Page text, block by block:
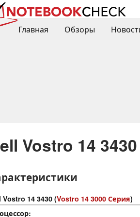
Главная Обзоры
Vostro 14 3430
Vostro 14 3430 (Vostro 14 3000 Серия)